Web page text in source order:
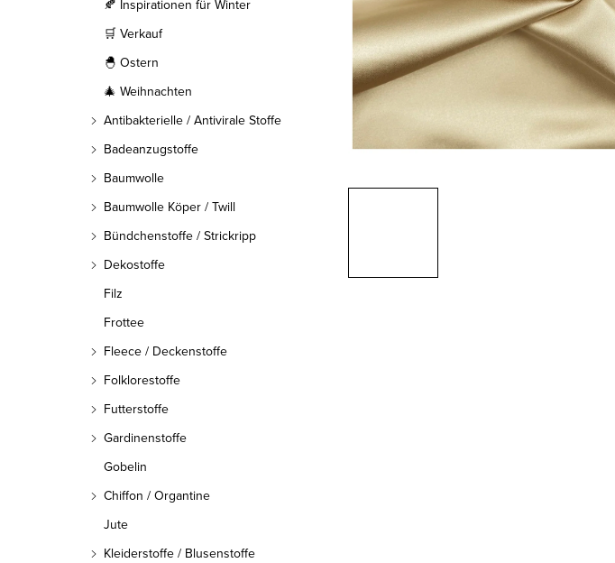
🍂 Inspirationen für Winter
🛒 Verkauf
🐣 Ostern
🎄 Weihnachten
Antibakterielle / Antivirale Stoffe
Badeanzugstoffe
Baumwolle
Baumwolle Köper / Twill
Bündchenstoffe / Strickripp
Dekostoffe
Filz
Frottee
Fleece / Deckenstoffe
Folklorestoffe
Futterstoffe
Gardinenstoffe
Gobelin
Chiffon / Organtine
Jute
Kleiderstoffe / Blusenstoffe